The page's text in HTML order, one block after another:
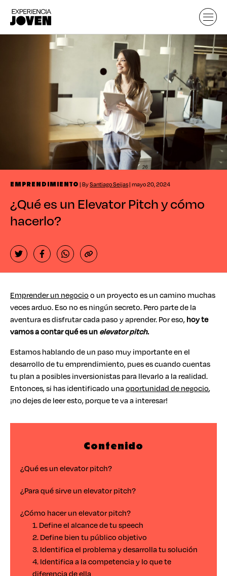
EMPRENDIMIENTO | BySantiago Seijas| mayo 20, 2024
¿Qué es un Elevator Pitch y cómo
hacerlo?
Emprender un negocioo un proyecto es un camino muchas
veces arduo. Eso no es ningún secreto. Pero parte de la
aventura es disfrutar cada paso y aprender. Por eso,hoy te
vamos a contar qué es unelevator pitch.
Estamos hablando de un paso muy importante en el
desarrollo de tu emprendimiento, pues es cuando cuentas
tu plan a posibles inversionistas para llevarlo a la realidad.
Entonces, si has identificado unaoportunidad de negocio,
¡no dejes de leer esto, porque te va a interesar!
Contenido
¿Qué es un elevator pitch?
¿Para qué sirve un elevator pitch?
¿Cómo hacer un elevator pitch?
1. Define el alcance de tu speech
2. Define bien tu público objetivo
3. Identifica el problema y desarrolla tu solución
4. Identifica a la competencia y lo que te